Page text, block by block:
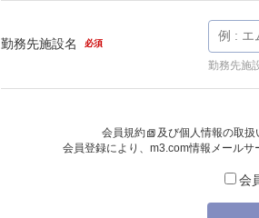
勤務先施設名 必須
勤務先施
会員規約 及び個人情報の取扱
会員登録により、 m3.com情報メールサ
会